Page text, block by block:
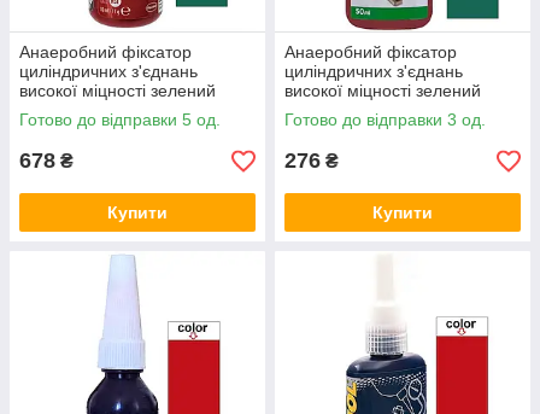
Анаеробний фіксатор
циліндричних з'єднань
високої міцності зелений
Loctite 638 10мл
Готово до відправки 5 од.
678 ₴
Купити
Анаеробний фіксатор
циліндричних з'єднань
високої міцності зелений
Akfix RT238 50мл
Готово до відправки 3 од.
276 ₴
Купити